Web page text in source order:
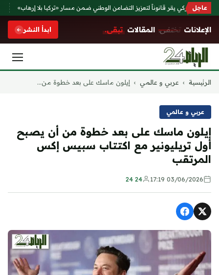
عاجل
التركي يقر قانوناً لتعزيز التضامن الوطني ضمن مسار «تركيا بلا إرهاب»
الإعلانات تختفي. المقالات تبقى. ابدأ النشر
التجاوز
الرئيسية › عربي و عالمي › إيلون ماسك على بعد خطوة من...
عربي و عالمي
إيلون ماسك على بعد خطوة من أن يصبح
أول تريليونير مع اكتتاب سبيس إكس
المرتقب
03/06/2026 17:19
24 24